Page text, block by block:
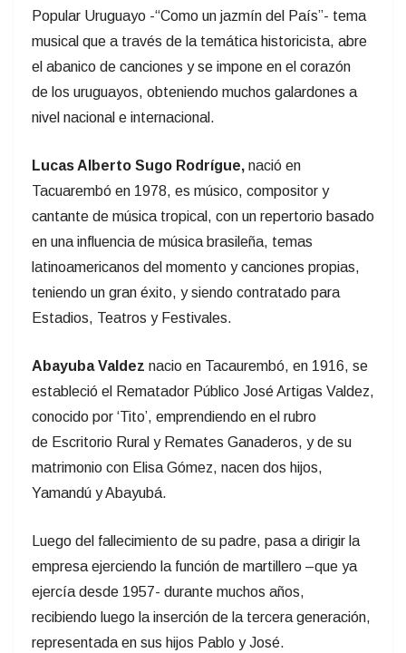
Popular Uruguayo -“Como un jazmín del País”- tema
musical que a través de la temática historicista, abre
el abanico de canciones y se impone en el corazón
de los uruguayos, obteniendo muchos galardones a
nivel nacional e internacional.
Lucas Alberto Sugo Rodrígue, nació en
Tacuarembó en 1978, es músico, compositor y
cantante de música tropical, con un repertorio basado
en una influencia de música brasileña, temas
latinoamericanos del momento y canciones propias,
teniendo un gran éxito, y siendo contratado para
Estadios, Teatros y Festivales.
Abayuba Valdez nacio en Tacaurembó, en 1916, se
estableció el Rematador Público José Artigas Valdez,
conocido por ‘Tito’, emprendiendo en el rubro
de Escritorio Rural y Remates Ganaderos, y de su
matrimonio con Elisa Gómez, nacen dos hijos,
Yamandú y Abayubá.
Luego del fallecimiento de su padre, pasa a dirigir la
empresa ejerciendo la función de martillero –que ya
ejercía desde 1957- durante muchos años,
recibiendo luego la inserción de la tercera generación,
representada en sus hijos Pablo y José.